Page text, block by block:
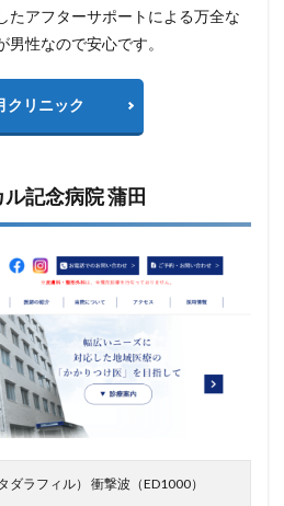
たアフターサポートによる万全な
性なので安心です。
クリニック
記念病院 蒲田
ダラフィル） 衝撃波（ED1000）